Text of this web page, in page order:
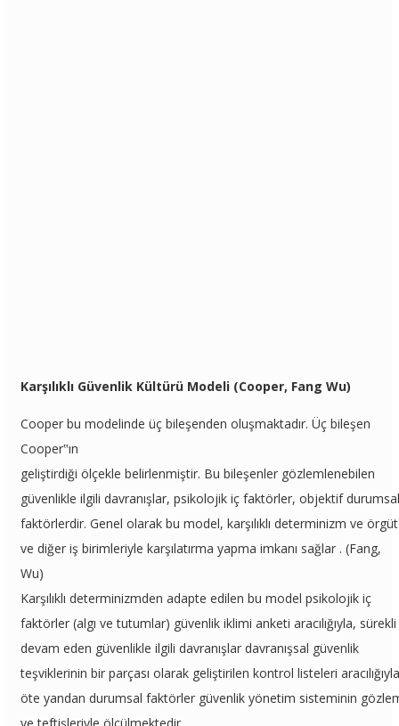
Karşılıklı Güvenlik Kültürü Modeli (Cooper, Fang Wu)
Cooper bu modelinde üç bileşenden oluşmaktadır. Üç bileşen
Cooper‟ın
geliştirdiği ölçekle belirlenmiştir. Bu bileşenler gözlemlenebilen
güvenlikle ilgili davranışlar, psikolojik iç faktörler, objektif durumsal
faktörlerdir. Genel olarak bu model, karşılıklı determinizm ve örgüt
ve diğer iş birimleriyle karşılatırma yapma imkanı sağlar . (Fang,
Wu)
Karşılıklı determinizmden adapte edilen bu model psikolojik iç
faktörler (algı ve tutumlar) güvenlik iklimi anketi aracılığıyla, sürekli
devam eden güvenlikle ilgili davranışlar davranışsal güvenlik
teşviklerinin bir parçası olarak geliştirilen kontrol listeleri
öte yandan durumsal faktörler güvenlik yönetim sisteminin